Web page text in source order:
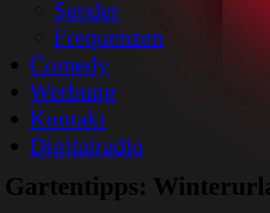
Sender
Frequenzen
Comedy
Werbung
Kontakt
Digitalradio
Gartentipps: